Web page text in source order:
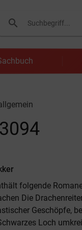
search
Suchen
folgende
Die
Geschöpfe,
Loch